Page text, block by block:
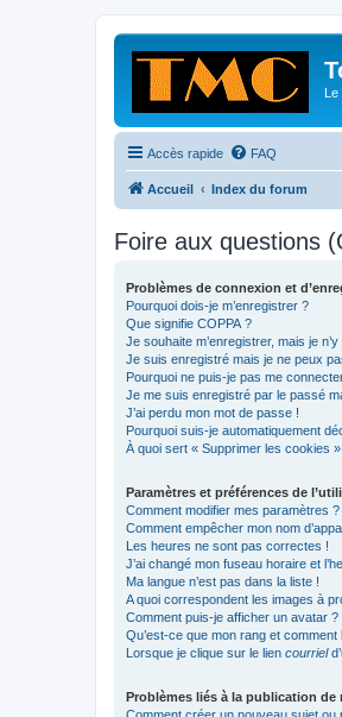
Le
Accès rapide FAQ
Accueil Index du forum
Foire aux questions
Problèmes de connexion et
Pourquoi dois-je m’enregistrer ?
Que signifie COPPA ?
Je souhaite m’enregistrer, mais je
Je suis enregistré mais je ne peux
Pourquoi ne puis-je pas me
Je me suis enregistré par le passé
J’ai perdu mon mot de passe !
Pourquoi suis-je automatiquement
À quoi sert « Supprimer les cookies
Paramètres et préférences de
Comment modifier mes paramètres ?
Comment empêcher mon nom
Les heures ne sont pas correctes !
J’ai changé mon fuseau horaire et
Ma langue n’est pas dans la liste !
A quoi correspondent les images à
Comment puis-je afficher un avatar ?
Qu’est-ce que mon rang et comment
Lorsque je clique sur le lien courriel
Problèmes liés à la publication de
Comment créer un nouveau sujet ou